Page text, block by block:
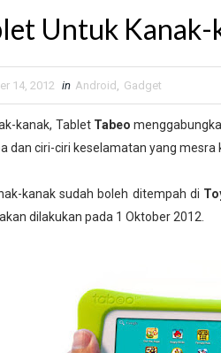
Untuk Kanak-
14, 2012 in Android , Gadget
kanak, TabletTabeo
dan ciri-ciri keselamatan yang mesra
kanak sudah boleh ditempah di
dilakukan pada 1 Oktober 2012.